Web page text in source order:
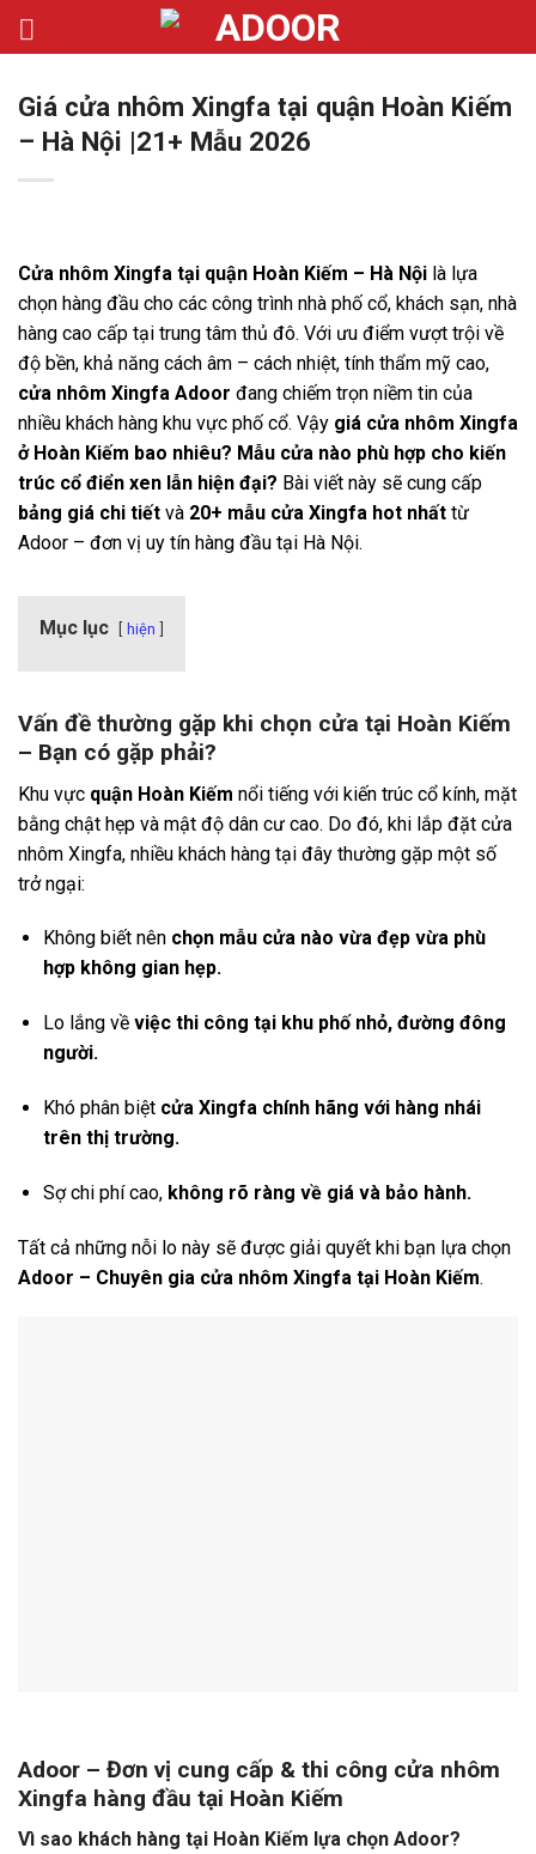
Bỏ
qua
dung
Giá cửa nhôm Xingfa tại quận Hoàn Kiếm
– Hà Nội |21+ Mẫu 2026
Cửa nhôm Xingfa tại quận Hoàn Kiếm – Hà Nội là lựa
chọn hàng đầu cho các công trình nhà phố cổ, khách sạn, nhà
hàng cao cấp tại trung tâm thủ đô. Với ưu điểm vượt trội về
độ bền, khả năng cách âm – cách nhiệt, tính thẩm mỹ cao,
cửa nhôm Xingfa Adoor đang chiếm trọn niềm tin của
nhiều khách hàng khu vực phố cổ. Vậy giá cửa nhôm Xingfa
ở Hoàn Kiếm bao nhiêu? Mẫu cửa nào phù hợp cho kiến
trúc cổ điển xen lẫn hiện đại? Bài viết này sẽ cung cấp
bảng giá chi tiết và 20+ mẫu cửa Xingfa hot nhất từ
Adoor – đơn vị uy tín hàng đầu tại Hà Nội.
Mục lục hiện
Vấn đề thường gặp khi chọn cửa tại Hoàn Kiếm
– Bạn có gặp phải?
Khu vực quận Hoàn Kiếm nổi tiếng với kiến trúc cổ kính, mặt
bằng chật hẹp và mật độ dân cư cao. Do đó, khi lắp đặt cửa
nhôm Xingfa, nhiều khách hàng tại đây thường gặp một số
trở ngại:
Không biết nên chọn mẫu cửa nào vừa đẹp vừa phù
hợp không gian hẹp.
Lo lắng về việc thi công tại khu phố nhỏ, đường đông
người.
Khó phân biệt cửa Xingfa chính hãng với hàng nhái
trên thị trường.
Sợ chi phí cao, không rõ ràng về giá và bảo hành.
Tất cả những nỗi lo này sẽ được giải quyết khi bạn lựa chọn
Adoor – Chuyên gia cửa nhôm Xingfa tại Hoàn Kiếm.
Adoor – Đơn vị cung cấp & thi công cửa nhôm
Xingfa hàng đầu tại Hoàn Kiếm
Vì sao khách hàng tại Hoàn Kiếm lựa chọn Adoor?